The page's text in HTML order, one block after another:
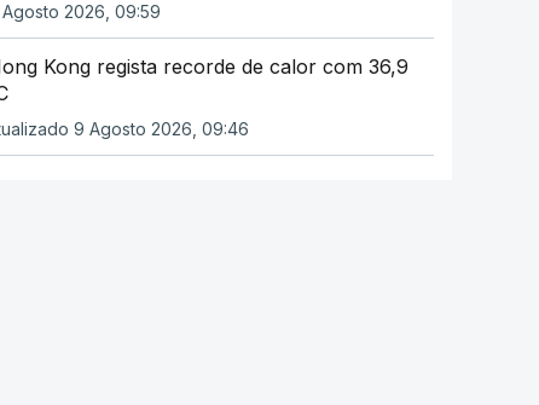
2026, 09:59
Kong regista recorde de calor com 36,9
9 Agosto 2026, 09:46